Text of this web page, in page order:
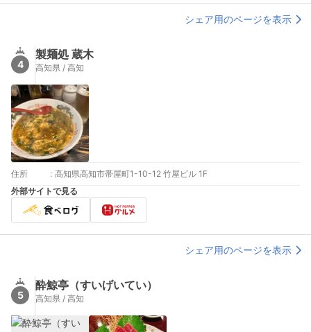
シェア用のページを表示
4
製麺処 蔵木
高知県 / 高知
住所 : 高知県高知市帯屋町1-10-12 竹屋ビル 1F
外部サイトで見る
シェア用のページを表示
5
酔鯨亭（すいげいてい）
高知県 / 高知